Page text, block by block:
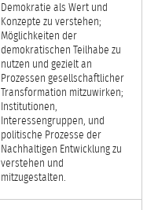
Demokratie als Wert und
Konzepte zu verstehen;
Möglichkeiten der
demokratischen Teilhabe zu
nutzen und gezielt an
Prozessen gesellschaftlicher
Transformation mitzuwirken;
Institutionen,
Interessengruppen, und
politische Prozesse der
Nachhaltigen Entwicklung zu
verstehen und
mitzugestalten.